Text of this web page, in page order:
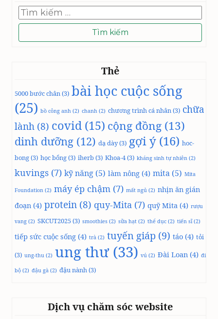
Tìm
kiếm
cho:
Thẻ
5000 bước chân (3) bài học cuộc sống
(25) bồ công anh (2) chanh (2) chương trình cá nhân (3) chữa
lành (8) covid (15) cộng đồng (13)
dinh dưỡng (12) dạ dày(3) gợi ý (16) hoc-
bong(3) học bổng(3) iherb(3) Khoa-4(3) kháng sinh tự nhiên (2)
kuvings (7) kỹ năng (5) làm nông (4) mita (5) Mita
Foundation (2) máy ép chậm (7) mất ngủ (2) nhịn ăn gián
đoạn (4) protein (8) quy-Mita (7) quỹ Mita (4) rượu
vang (2) SKCUT2025(3) smoothies (2) sữa hạt (2) thể dục (2) tiến sĩ(2)
tiếp sức cuộc sống (4) trà (2) tuyến giáp (9) táo (4) tỏi
(3) ung-thu (2) ung thư(33) vú (2) Đài Loan (4) đi
bộ (2) đậu gà (2) đậu nành (3)
Dịch vụ chăm sóc website